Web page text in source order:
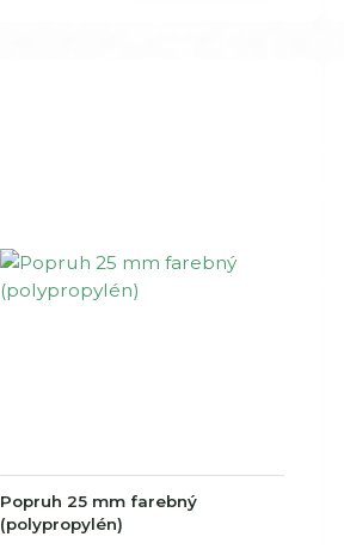
Popruh 25 mm farebný
(polypropylén)